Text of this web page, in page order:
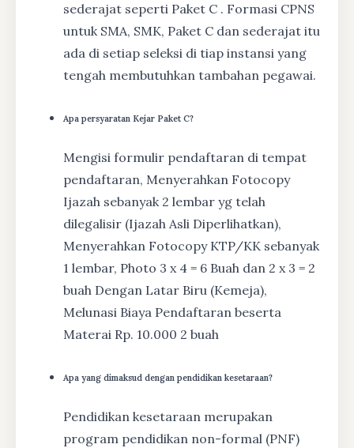
sederajat seperti Paket C . Formasi CPNS
untuk SMA, SMK, Paket C dan sederajat itu
ada di setiap seleksi di tiap instansi yang
tengah membutuhkan tambahan pegawai.
Apa persyaratan Kejar Paket C?
Mengisi formulir pendaftaran di tempat
pendaftaran, Menyerahkan Fotocopy
Ijazah sebanyak 2 lembar yg telah
dilegalisir (Ijazah Asli Diperlihatkan),
Menyerahkan Fotocopy KTP/KK sebanyak
1 lembar, Photo 3 x 4 = 6 Buah dan 2 x 3 = 2
buah Dengan Latar Biru (Kemeja),
Melunasi Biaya Pendaftaran beserta
Materai Rp. 10.000 2 buah
Apa yang dimaksud dengan pendidikan kesetaraan?
Pendidikan kesetaraan merupakan
program pendidikan non-formal (PNF)